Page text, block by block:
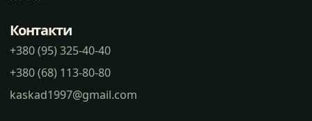
Контакти
+380 (95) 325-40-40
+380 (68) 113-80-80
kaskad1997@gmail.com